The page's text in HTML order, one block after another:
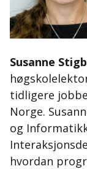
Susanne
tidligere
Norge.
og
hvordan